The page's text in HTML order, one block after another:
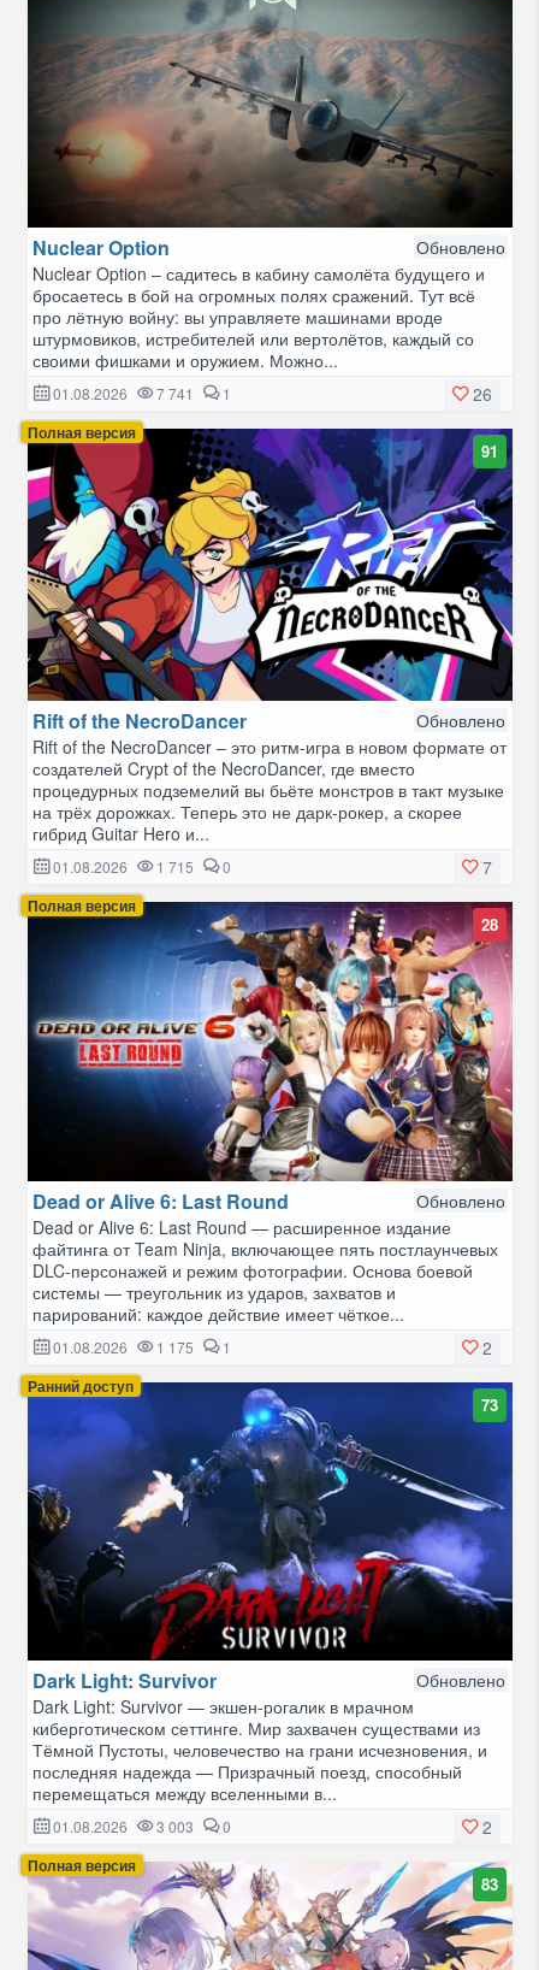
Nuclear Option
Обновлено
Nuclear Option – садитесь в кабину самолёта будущего и
бросаетесь в бой на огромных полях сражений. Тут всё
про лётную войну: вы управляете машинами вроде
штурмовиков, истребителей или вертолётов, каждый со
своими фишками и оружием. Можно...
26
01.08.2026 7 741 1
Полная версия
91
Rift of the NecroDancer
Обновлено
Rift of the NecroDancer – это ритм-игра в новом формате от
создателей Crypt of the NecroDancer, где вместо
процедурных подземелий вы бьёте монстров в такт музыке
на трёх дорожках. Теперь это не дарк-рокер, а скорее
гибрид Guitar Hero и...
7
01.08.2026 1 715 0
Полная версия
28
Dead or Alive 6: Last Round
Обновлено
Dead or Alive 6: Last Round — расширенное издание
файтинга от Team Ninja, включающее пять постлаунчевых
DLC-персонажей и режим фотографии. Основа боевой
системы — треугольник из ударов, захватов и
парирований: каждое действие имеет чёткое...
2
01.08.2026 1 175 1
Ранний доступ
73
Dark Light: Survivor
Обновлено
Dark Light: Survivor — экшен-рогалик в мрачном
киберготическом сеттинге. Мир захвачен существами из
Тёмной Пустоты, человечество на грани исчезновения, и
последняя надежда — Призрачный поезд, способный
перемещаться между вселенными в...
2
01.08.2026 3 003 0
Полная версия
83